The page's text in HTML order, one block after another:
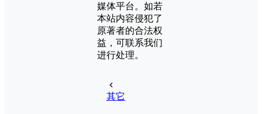
媒体平台。如若
本站内容侵犯了
原著者的合法权
益，可联系我们
进行处理。
其它